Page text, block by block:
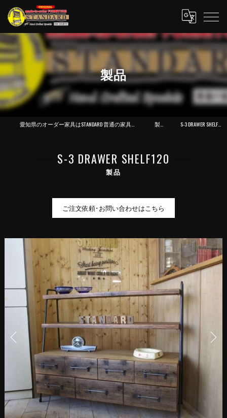
製品
愛知県のオーダー家具はSTANDARD 普通の家具製作所 製品 S-3 DRAWER SHELF120
製品
S-3 DRAWER SHELF120
ご注文依頼･お問い合わせはこちら